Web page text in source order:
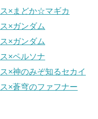
×まどか☆マギカ
×ガンダム
×ガンダム
×ペルソナ
×神のみぞ知るセカイ
×蒼穹のファフナー